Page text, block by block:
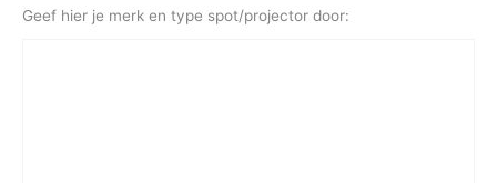
Geef hier je merk en type spot/projector door: